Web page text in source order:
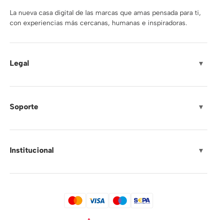
La nueva casa digital de las marcas que amas pensada para ti,
con experiencias más cercanas, humanas e inspiradoras.
Legal ▼
Soporte ▼
Institucional ▼